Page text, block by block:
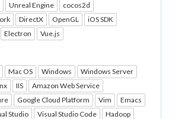
Unreal Engine
cocos2d
DirectX OpenGL
iOS SDK
Electron Vue.js
Mac OS Windows
Windows Server
IIS
Amazon Web Service
Google Cloud Platform Vim
Emacs
Studio Visual Studio Code
Hadoop